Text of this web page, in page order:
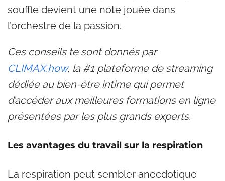
souffle devient une note jouée dans
l’orchestre de la passion.
Ces conseils te sont donnés par
CLIMAX.how, la #1 plateforme de streaming
dédiée au bien-être intime qui permet
d’accéder aux meilleures formations en ligne
présentées par les plus grands experts.
Les avantages du travail sur la respiration
La respiration peut sembler anecdotique